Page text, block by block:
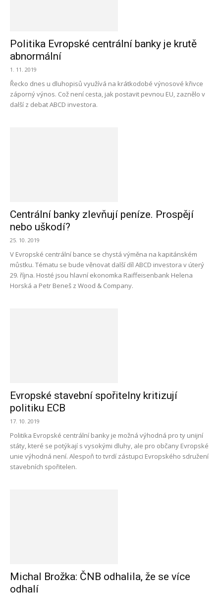
Politika Evropské centrální banky je krutě
abnormální
1. 11. 2019
Řecko dnes u dluhopisů využívá na krátkodobé výnosové křivce
záporný výnos. Což není cesta, jak postavit pevnou EU, zaznělo v
další z debat ABCD investora.
Centrální banky zlevňují peníze. Prospějí
nebo uškodí?
25. 10. 2019
V Evropské centrální bance se chystá výměna na kapitánském
můstku. Tématu se bude věnovat další díl ABCD investora v úterý
29. října. Hosté jsou hlavní ekonomka Raiffeisenbank Helena
Horská a Petr Beneš z Wood & Company.
Evropské stavební spořitelny kritizují
politiku ECB
17. 10. 2019
Politika Evropské centrální banky je možná výhodná pro ty unijní
státy, které se potýkají s vysokými dluhy, ale pro občany Evropské
unie výhodná není. Alespoň to tvrdí zástupci Evropského sdružení
stavebních spořitelen.
Michal Brožka: ČNB odhalila, že se více
odhalí